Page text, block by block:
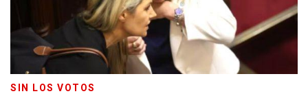
SIN LOS VOTOS